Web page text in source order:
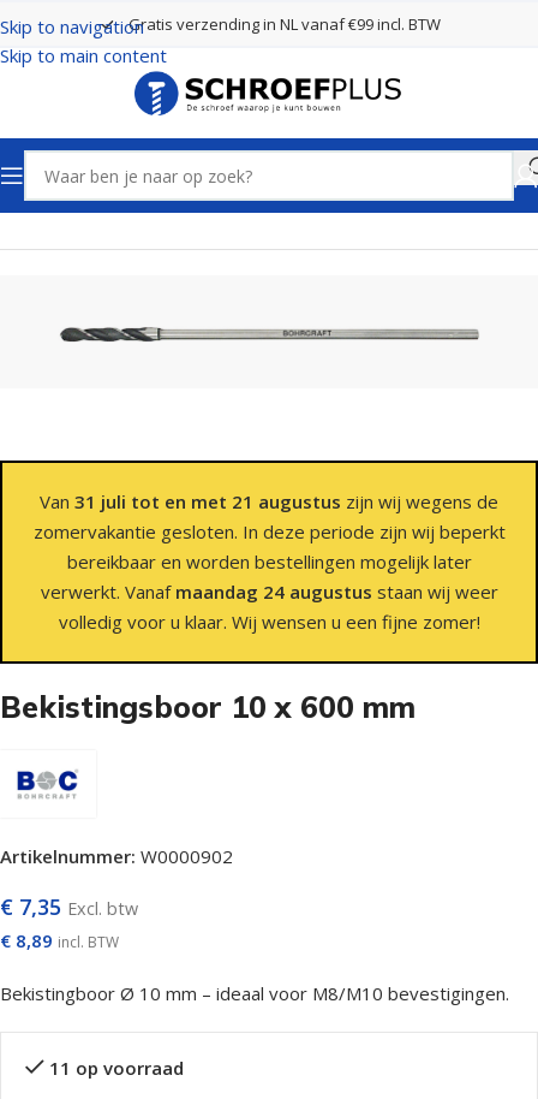
Skip to navigation
Skip to main content
Gratis verzending in NL vanaf €99 incl. BTW
Home Boren Bekistingsboren
Van 31 juli tot en met 21 augustus zijn wij wegens de
zomervakantie gesloten. In deze periode zijn wij beperkt
bereikbaar en worden bestellingen mogelijk later
verwerkt. Vanaf maandag 24 augustus staan wij weer
volledig voor u klaar. Wij wensen u een fijne zomer!
Bekistingsboor 10 x 600 mm
Artikelnummer: W0000902
€ 7,35 Excl. btw
€ 8,89 incl. BTW
Bekistingboor Ø 10 mm – ideaal voor M8/M10 bevestigingen.
11 op voorraad